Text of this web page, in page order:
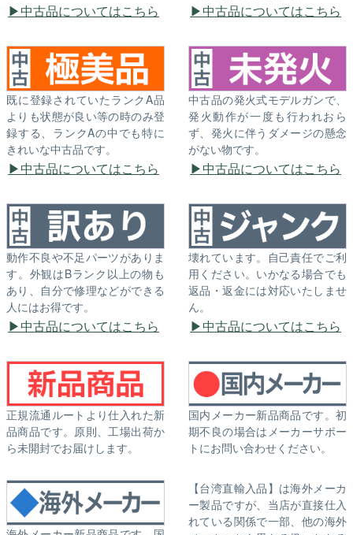
中古品についてはこちら 中古品についてはこちら
既に登録されていたランクA品
よりも状態が良い等の時のみ登
録する、ランクAの中でも特に
きれいな中古品です。
中古品についてはこちら
中古品の発火式モデルガンで、
発火動作が一度も行われおら
ず、発火に伴うダメージの懸念
がない物です。
中古品についてはこちら
動作不良や不足パーツがありま
す。外観はBランク以上の物も
あり、自分で修理などができる
人にはお得です。
中古品についてはこちら
壊れています。自己責任でご利
用ください。いかなる場合でも
返品・返金には対応いたしませ
ん。
中古品についてはこちら
正規流通ルートより仕入れた新
品商品です。原則、工場出荷か
ら未開封でお届けします。
国内メーカー新品商品です。初
期不良の場合はメーカーサポー
トにお問い合わせください。
【台湾直輸入品】は海外メーカ
ー製品ですが、当店が直接仕入
れている関係で一部、他の海外